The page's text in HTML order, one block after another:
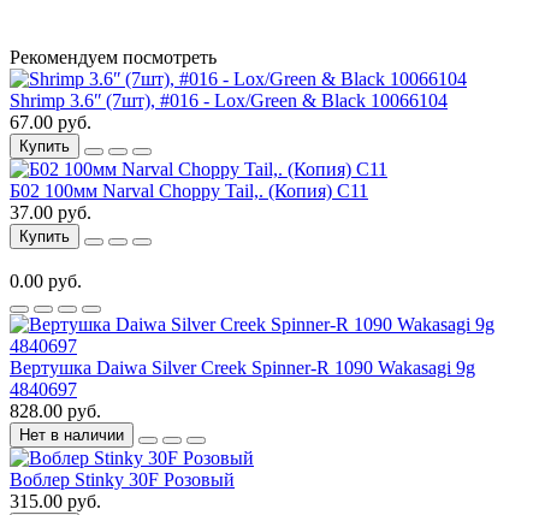
Рекомендуем посмотреть
Shrimp 3.6ʺ (7шт), #016 - Lox/Green & Black 10066104
67.00 руб.
Купить
Б02 100мм Narval Choppy Tail,. (Копия) С11
37.00 руб.
Купить
0.00 руб.
Вертушка Daiwa Silver Creek Spinner-R 1090 Wakasagi 9g
4840697
828.00 руб.
Нет в наличии
Воблер Stinky 30F Розовый
315.00 руб.